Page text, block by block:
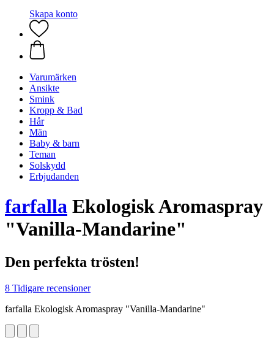
Skapa konto
Varumärken
Ansikte
Smink
Kropp & Bad
Hår
Män
Baby & barn
Teman
Solskydd
Erbjudanden
farfalla Ekologisk Aromaspray
"Vanilla-Mandarine"
Den perfekta trösten!
8 Tidigare recensioner
farfalla Ekologisk Aromaspray "Vanilla-Mandarine"